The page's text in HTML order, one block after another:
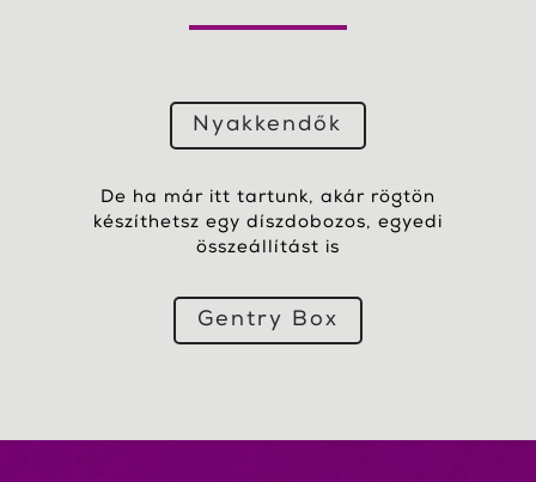
Nyakkendők
De ha már itt tartunk, akár rögtön
készíthetsz egy díszdobozos, egyedi
összeállítást is
Gentry Box